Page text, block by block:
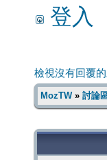
登入
檢視沒有回覆
MozTW» 討論